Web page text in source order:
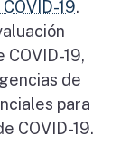
19.
19,
de
para
COVID-19.